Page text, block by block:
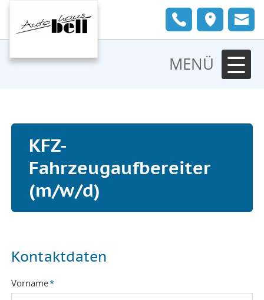
MENÜ
KFZ-
Fahrzeugaufbereiter
(m/w/d)
Kontaktdaten
Pflichtfeld
Vorname*